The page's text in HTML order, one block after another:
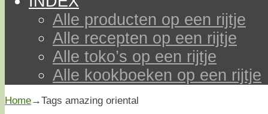
Alle producten op een rijtje
Alle recepten op een rijtje
Alle toko’s op een rijtje
Alle kookboeken op een rijtje
Home→Tags amazing oriental